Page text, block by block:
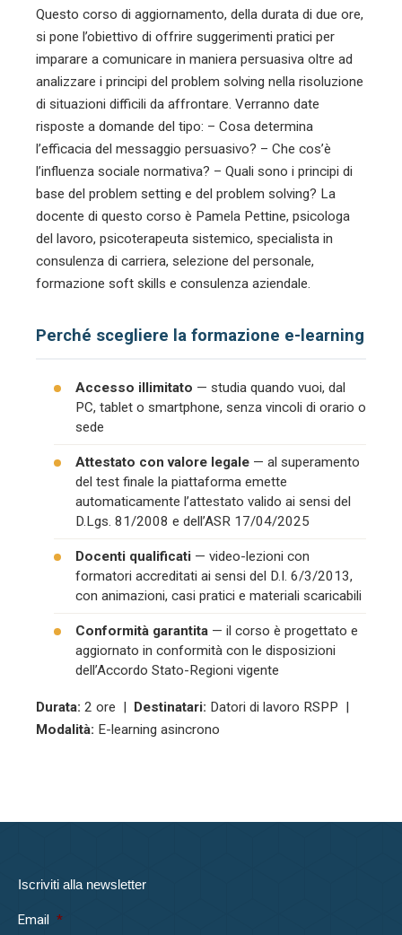
Questo corso di aggiornamento, della durata di due ore,
si pone l’obiettivo di offrire suggerimenti pratici per
imparare a comunicare in maniera persuasiva oltre ad
analizzare i principi del problem solving nella risoluzione
di situazioni difficili da affrontare. Verranno date
risposte a domande del tipo: – Cosa determina
l’efficacia del messaggio persuasivo? – Che cos’è
l’influenza sociale normativa? – Quali sono i principi di
base del problem setting e del problem solving? La
docente di questo corso è Pamela Pettine, psicologa
del lavoro, psicoterapeuta sistemico, specialista in
consulenza di carriera, selezione del personale,
formazione soft skills e consulenza aziendale.
Perché scegliere la formazione e-learning
Accesso illimitato — studia quando vuoi, dal
PC, tablet o smartphone, senza vincoli di orario o
sede
Attestato con valore legale — al superamento
del test finale la piattaforma emette
automaticamente l’attestato valido ai sensi del
D.Lgs. 81/2008 e dell’ASR 17/04/2025
Docenti qualificati — video-lezioni con
formatori accreditati ai sensi del D.I. 6/3/2013,
con animazioni, casi pratici e materiali scaricabili
Conformità garantita — il corso è progettato e
aggiornato in conformità con le disposizioni
dell’Accordo Stato-Regioni vigente
Durata: 2 ore | Destinatari: Datori di lavoro RSPP |
Modalità: E-learning asincrono
Iscriviti alla newsletter
Email *